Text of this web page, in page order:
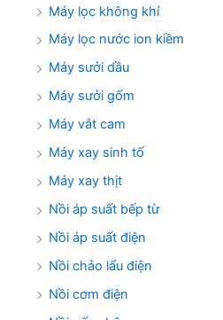
Máy lọc không khí
Máy lọc nước ion kiềm
Máy sưởi dầu
Máy sưởi gốm
Máy vắt cam
Máy xay sinh tố
Máy xay thịt
Nồi áp suất bếp từ
Nồi áp suất điện
Nồi chảo lẩu điện
Nồi cơm điện